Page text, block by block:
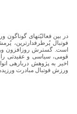
در بین فعالیّت‏های گوناگون
فوتبال پُرطرفدارترین،
است. گسترش روزافزون
قومی، سیاسی و عقیدتی را
اخیر به پژوهش درباره‏ی
ورزش فوتبال مبادرت